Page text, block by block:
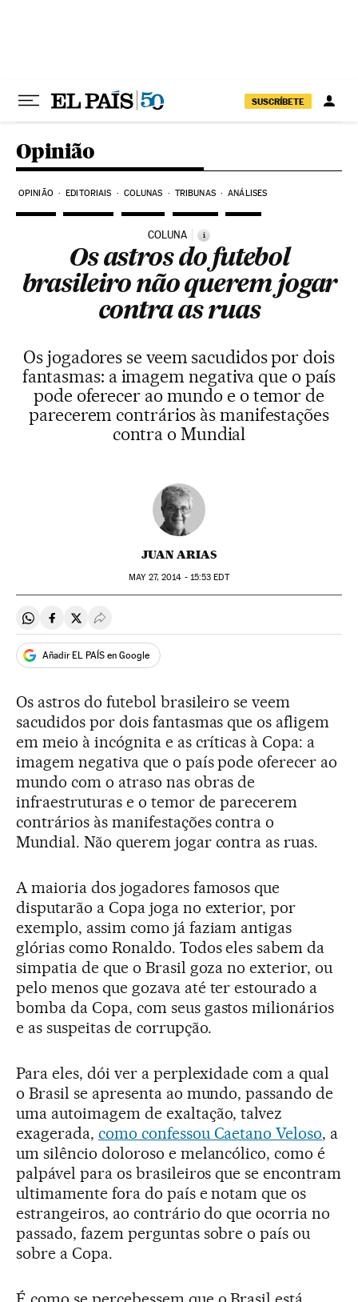
SUSCRÍBETE
Opinião
OPINIÃO EDITORIAIS COLUNAS TRIBUNAS ANÁLISES
COLUNA i
Os astros do futebol
brasileiro não querem jogar
contra as ruas
Os jogadores se veem sacudidos por dois
fantasmas: a imagem negativa que o país
pode oferecer ao mundo e o temor de
parecerem contrários às manifestações
contra o Mundial
JUAN ARIAS
MAY27, 2014 - 15:53 EDT
Compartir en Whatsapp
Compartir en Facebook
Compartir en Twitter
Desplegar Redes Sociales
Añadir EL PAÍS en Google
Os astros do futebol brasileiro se veem
sacudidos por dois fantasmas que os afligem
em meio à incógnita e as críticas à Copa: a
imagem negativa que o país pode oferecer ao
mundo com o atraso nas obras de
infraestruturas e o temor de parecerem
contrários às manifestações contra o
Mundial. Não querem jogar contra as ruas.
A maioria dos jogadores famosos que
disputarão a Copa joga no exterior, por
exemplo, assim como já faziam antigas
glórias como Ronaldo. Todos eles sabem da
simpatia de que o Brasil goza no exterior, ou
pelo menos que gozava até ter estourado a
bomba da Copa, com seus gastos milionários
e as suspeitas de corrupção.
Para eles, dói ver a perplexidade com a qual
o Brasil se apresenta ao mundo, passando de
uma autoimagem de exaltação, talvez
exagerada, como confessou Caetano Veloso, a
um silêncio doloroso e melancólico, como é
palpável para os brasileiros que se encontram
ultimamente fora do país e notam que os
estrangeiros, ao contrário do que ocorria no
passado, fazem perguntas sobre o país ou
sobre a Copa.